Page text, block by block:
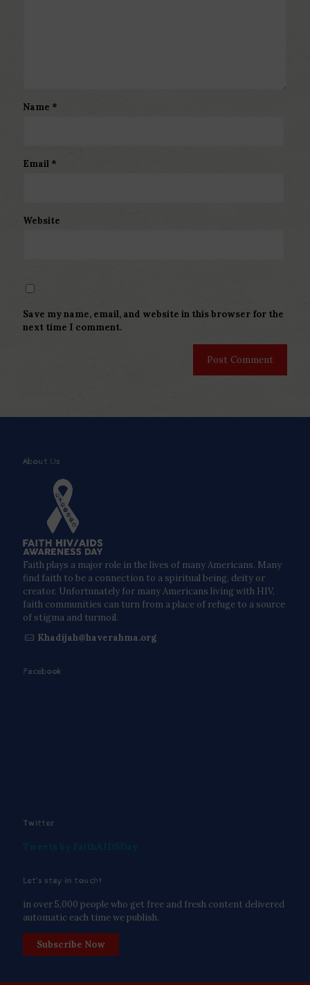
Name *
Email *
Website
Save my name, email, and website in this browser for the
next time I comment.
About Us
Faith plays a major role in the lives of many Americans. Many
find faith to be a connection to a spiritual being, deity or
creator. Unfortunately for many Americans living with HIV,
faith communities can turn from a place of refuge to a source
of stigma and turmoil.
Khadijah@haverahma.org
Facebook
Twitter
Let’s stay in touch!
in over 5,000 people who get free and fresh content delivered
automatic each time we publish.
Subscribe Now